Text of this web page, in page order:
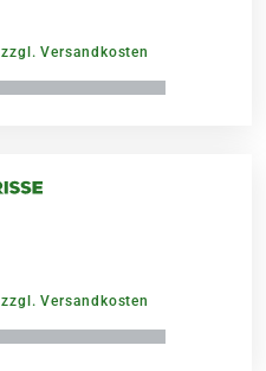
zzgl. Versandkosten
zzgl. Versandkosten